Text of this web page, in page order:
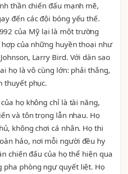
thần chiến đấu mạnh mẽ,
đến các đội bóng yếu thế.
của Mỹ lại là một trường
của những huyền thoại như
Larry Bird. Với dàn sao
họ là vô cùng lớn: phải thắng,
thuyết phục.
họ không chỉ là tài năng,
và tôn trọng lẫn nhau. Họ
không chơi cá nhân. Họ thi
hảo, nơi mỗi người đều hy
chiến đấu của họ thể hiện qua
phòng ngự quyết liệt. Họ